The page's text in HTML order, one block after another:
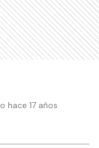
hace 17 años